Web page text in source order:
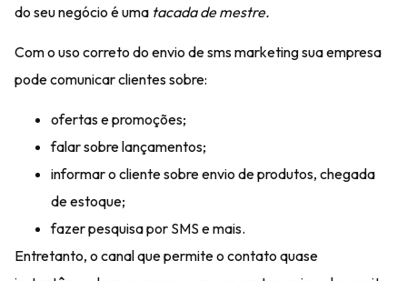
do seu negócio é uma tacada de mestre.
Com o uso correto do envio de sms marketing sua empresa
pode comunicar clientes sobre:
ofertas e promoções;
falar sobre lançamentos;
informar o cliente sobre envio de produtos, chegada
de estoque;
fazer pesquisa por SMS e mais.
Entretanto, o canal que permite o contato quase